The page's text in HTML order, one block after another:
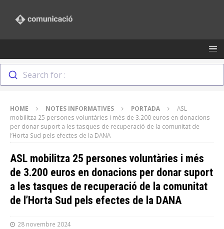
Search for :
HOME NOTES INFORMATIVES PORTADA
ASL
mobilitza 25 persones voluntàries i més de 3.200 euros en donacions
per donar suport a les tasques de recuperació de la comunitat de
l’Horta Sud pels efectes de la DANA
ASL mobilitza 25 persones voluntàries i més
de 3.200 euros en donacions per donar suport
a les tasques de recuperació de la comunitat
de l’Horta Sud pels efectes de la DANA
28 novembre 2024